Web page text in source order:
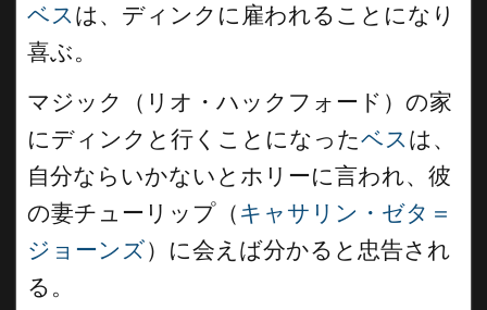
ベス は、ディンクに雇われることになり
喜ぶ。
マジック（リオ・ハックフォード）の家
にディンクと行くことになったベス は、
自分ならいかないとホリーに言われ、彼
の妻チューリップ（ キャサリン・ゼタ＝
ジョーンズ）に会えば分かると忠告され
る。